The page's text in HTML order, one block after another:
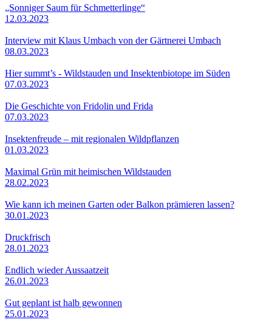
„Sonniger Saum für Schmetterlinge“
12.03.2023
Interview mit Klaus Umbach von der Gärtnerei Umbach
08.03.2023
Hier summt’s - Wildstauden und Insektenbiotope im Süden
07.03.2023
Die Geschichte von Fridolin und Frida
07.03.2023
Insektenfreude – mit regionalen Wildpflanzen
01.03.2023
Maximal Grün mit heimischen Wildstauden
28.02.2023
Wie kann ich meinen Garten oder Balkon prämieren lassen?
30.01.2023
Druckfrisch
28.01.2023
Endlich wieder Aussaatzeit
26.01.2023
Gut geplant ist halb gewonnen
25.01.2023